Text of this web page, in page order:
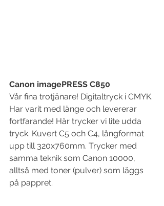
Canon imagePRESS C850
Vår fina trotjänare! Digitaltryck i CMYK.
Har varit med länge och levererar
fortfarande! Här trycker vi lite udda
tryck. Kuvert C5 och C4, långformat
upp till 320x760mm. Trycker med
samma teknik som Canon 10000,
alltså med toner (pulver) som läggs
på pappret.